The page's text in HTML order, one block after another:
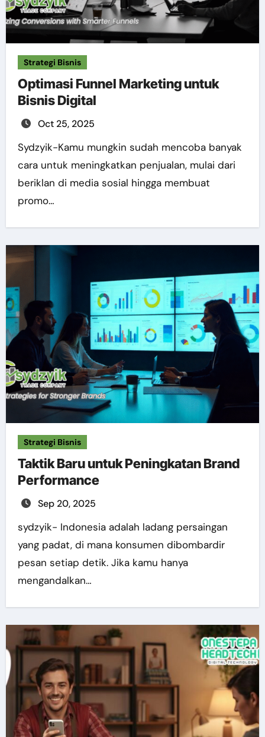
Strategi Bisnis
Optimasi Funnel Marketing untuk
Bisnis Digital
Oct 25, 2025
Sydzyik-Kamu mungkin sudah mencoba banyak
cara untuk meningkatkan penjualan, mulai dari
beriklan di media sosial hingga membuat
promo…
Strategi Bisnis
Taktik Baru untuk Peningkatan Brand
Performance
Sep 20, 2025
sydzyik- Indonesia adalah ladang persaingan
yang padat, di mana konsumen dibombardir
pesan setiap detik. Jika kamu hanya
mengandalkan…